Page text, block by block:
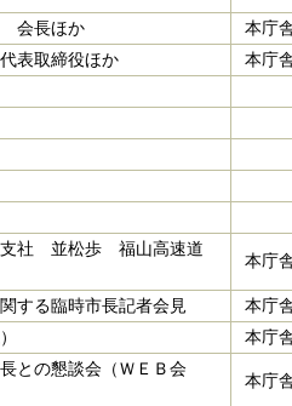
会長ほか
本庁
表取締役ほか
本庁
支社 並松歩 福山高速道
本庁
する臨時市長記者会見 本庁
本庁
との懇談会（ＷＥＢ会
本庁